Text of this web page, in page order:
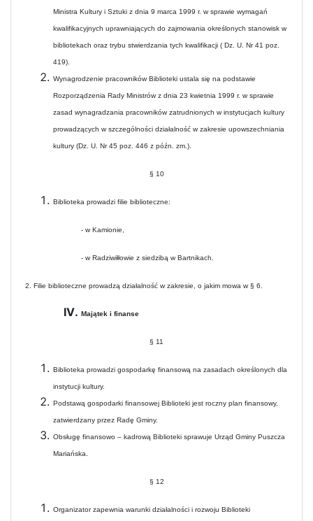
Ministra Kultury i Sztuki z dnia 9 marca 1999 r. w sprawie wymagań
kwalifikacyjnych uprawniających do zajmowania określonych stanowisk w
bibliotekach oraz trybu stwierdzania tych kwalifikacji ( Dz. U. Nr 41 poz.
419).
Wynagrodzenie pracowników Biblioteki ustala się na podstawie
Rozporządzenia Rady Ministrów z dnia 23 kwietnia 1999 r. w sprawie
zasad wynagradzania pracowników zatrudnionych w instytucjach kultury
prowadzących w szczególności działalność w zakresie upowszechniania
kultury (Dz. U. Nr 45 poz. 446 z późn. zm.).
§ 10
Biblioteka prowadzi filie biblioteczne:
- w Kamionie,
- w Radziwiłłowie z siedzibą w Bartnikach.
2. Filie biblioteczne prowadzą działalność w zakresie, o jakim mowa w § 6.
Majątek i finanse
§ 11
Biblioteka prowadzi gospodarkę finansową na zasadach określonych dla
instytucji kultury.
Podstawą gospodarki finansowej Biblioteki jest roczny plan finansowy,
zatwierdzany przez Radę Gminy.
Obsługę finansowo – kadrową Biblioteki sprawuje Urząd Gminy Puszcza
Mariańska.
§ 12
Organizator zapewnia warunki działalności i rozwoju Biblioteki